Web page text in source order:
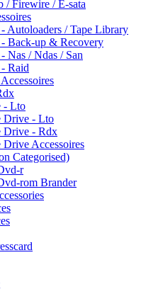
/ Firewire / E-sata
Autoloaders / Tape Library
Back-up & Recovery
Nas / Ndas / San
Raid
- Lto
Drive - Lto
Drive - Rdx
Drive Accessoires
Categorised)
r
rom Brander